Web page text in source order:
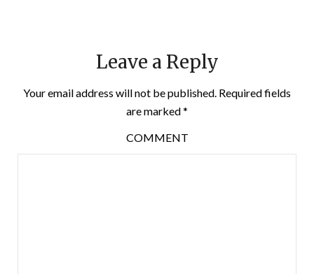
Leave a Reply
Your email address will not be published. Required fields
are marked*
COMMENT